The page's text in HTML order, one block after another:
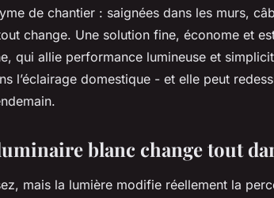
de chantier : saignées dans les murs,
change. Une solution fine, économe et
qui allie performance lumineuse et
l’éclairage domestique - et elle peut
blanc change tout
mais la lumière modifie réellement la